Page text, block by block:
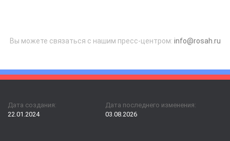
Вы можете связаться с нашим пресс-центром: info@rosah.ru
Дата создания:
22.01.2024
Дата последнего изменения:
03.08.2026